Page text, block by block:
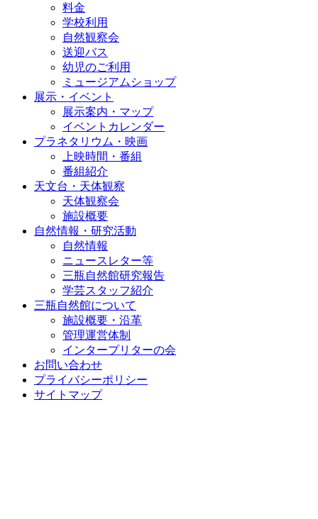
料金
学校利用
自然観察会
送迎バス
幼児のご利用
ミュージアムショップ
展示・イベント
展示案内・マップ
イベントカレンダー
プラネタリウム・映画
上映時間・番組
番組紹介
天文台・天体観察
天体観察会
施設概要
自然情報・研究活動
自然情報
ニュースレター等
三瓶自然館研究報告
学芸スタッフ紹介
三瓶自然館について
施設概要・沿革
管理運営体制
インタープリターの会
お問い合わせ
プライバシーポリシー
サイトマップ